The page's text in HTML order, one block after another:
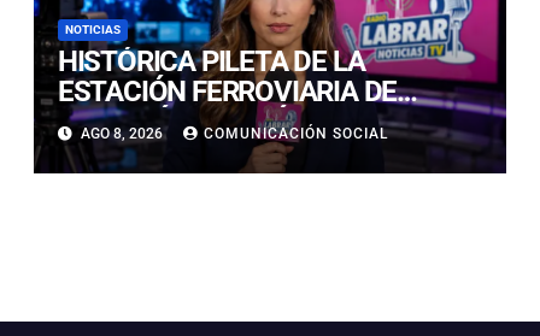
NOTICIAS
HISTÓRICA PILETA DE LA
ESTACIÓN FERROVIARIA DE
COPIAPÓ RESULTÓ GRAVEMENTE
DAÑADA TRAS SER IMPACTADA
POR UN VEHÍCULO
AGO 8, 2026 COMUNICACIÓN SOCIAL